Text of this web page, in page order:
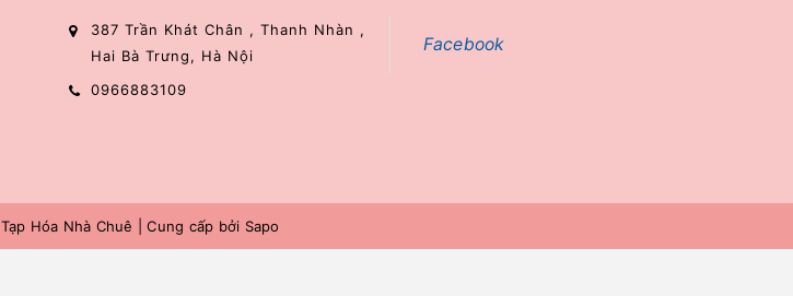
387 Trần Khát Chân , Thanh Nhàn ,
Hai Bà Trưng, Hà Nội
0966883109
Facebook
Tạp Hóa Nhà Chuê Cung cấp bởi Sapo